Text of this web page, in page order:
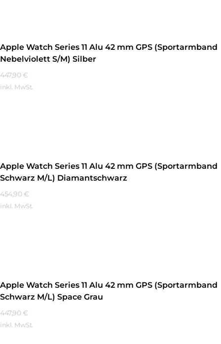
Apple Watch Series 11 Alu 42 mm GPS (Sportarmband
Nebelviolett S/M) Silber
447,90 €
inkl. MwSt.
Apple Watch Series 11 Alu 42 mm GPS (Sportarmband
Schwarz M/L) Diamantschwarz
454,90 €
inkl. MwSt.
Apple Watch Series 11 Alu 42 mm GPS (Sportarmband
Schwarz M/L) Space Grau
447,90 €
inkl. MwSt.